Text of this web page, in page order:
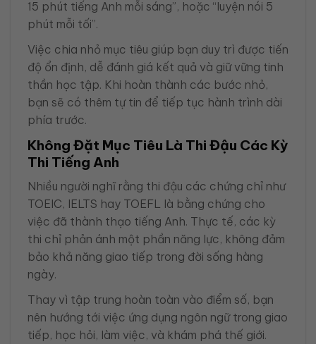
15 phút tiếng Anh mỗi sáng”, hoặc “luyện nói 5
phút mỗi tối”.
Việc chia nhỏ mục tiêu giúp bạn duy trì được tiến
độ ổn định, dễ đánh giá kết quả và giữ vững tinh
thần học tập. Khi hoàn thành các bước nhỏ,
bạn sẽ có thêm tự tin để tiếp tục hành trình dài
phía trước.
Không Đặt Mục Tiêu Là Thi Đậu Các Kỳ
Thi Tiếng Anh
Nhiều người nghĩ rằng thi đậu các chứng chỉ như
TOEIC, IELTS hay TOEFL là bằng chứng cho
việc đã thành thạo tiếng Anh. Thực tế, các kỳ
thi chỉ phản ánh một phần năng lực, không đảm
bảo khả năng giao tiếp trong đời sống hàng
ngày.
Thay vì tập trung hoàn toàn vào điểm số, bạn
nên hướng tới việc ứng dụng ngôn ngữ trong giao
tiếp, học hỏi, làm việc, và khám phá thế giới.